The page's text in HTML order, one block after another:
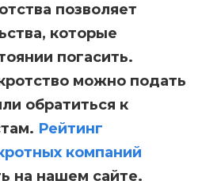
позволяет
которые
погасить.
можно подать
обратиться к
Рейтинг
компаний
на нашем сайте.